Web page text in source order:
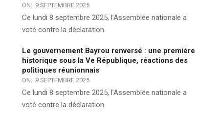
ON: 9 SEPTEMBRE 2025
Ce lundi 8 septembre 2025, l’Assemblée nationale a
voté contre la déclaration
Le gouvernement Bayrou renversé : une première
historique sous la Ve République, réactions des
politiques réunionnais
ON: 9 SEPTEMBRE 2025
Ce lundi 8 septembre 2025, l’Assemblée nationale a
voté contre la déclaration